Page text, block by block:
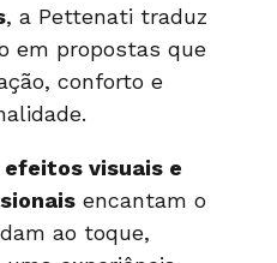
, a Pettenati traduz
em propostas que
conforto e
efeitos visuais e
encantam o
ao toque,